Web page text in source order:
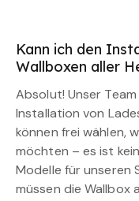
Kann ich den
Wallboxen aller
Absolut! Unser
Installation von
können frei wählen,
möchten – es ist
Modelle für unseren
müssen die Wallbox